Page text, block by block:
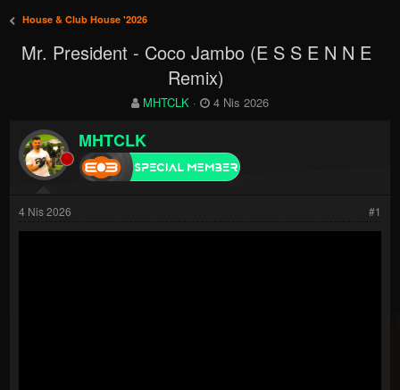
House & Club House '2026
Mr. President - Coco Jambo (E S S E N N E
Remix)
K
n
b
u
y
a
MHTCLK
B
l
a
n
ç
4 Nis 2026
MHTCLK
4 Nis 2026 #1